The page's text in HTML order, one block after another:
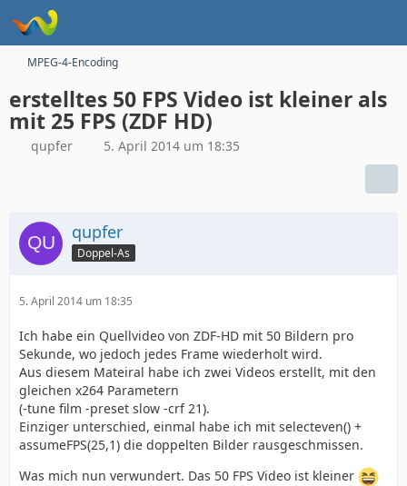
MPEG-4-Encoding
erstelltes 50 FPS Video ist kleiner als
mit 25 FPS (ZDF HD)
qupfer 5. April 2014 um 18:35
qupfer
Doppel-As
5. April 2014 um 18:35
Ich habe ein Quellvideo von ZDF-HD mit 50 Bildern pro
Sekunde, wo jedoch jedes Frame wiederholt wird.
Aus diesem Mateiral habe ich zwei Videos erstellt, mit den
gleichen x264 Parametern
(-tune film -preset slow -crf 21).
Einziger unterschied, einmal habe ich mit selecteven() +
assumeFPS(25,1) die doppelten Bilder rausgeschmissen.
Was mich nun verwundert. Das 50 FPS Video ist kleiner